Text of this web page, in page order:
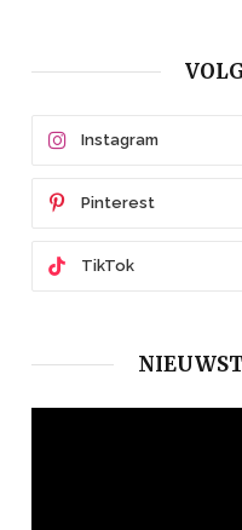
Instagram
Pinterest
TikTok